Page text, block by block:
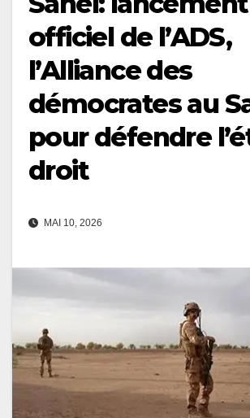
officiel de l’ADS,
l’Alliance des
démocrates au
pour défendre
droit
MAI 10, 2026